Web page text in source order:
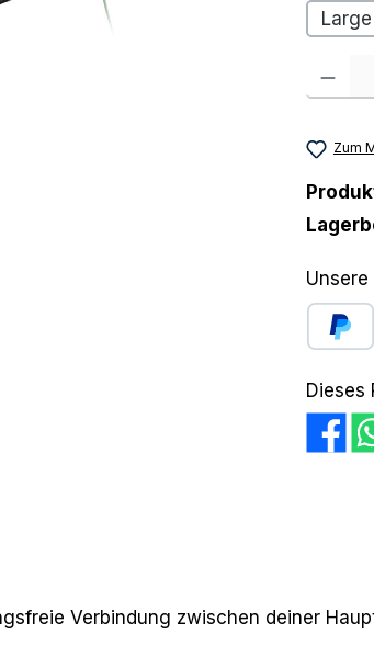
Large
Produkt
Zum
Dieses
Verbindung zwischen deiner